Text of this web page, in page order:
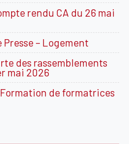
rendu CA du 26 mai
– Logement
des rassemblements
mai 2026
de formatrices